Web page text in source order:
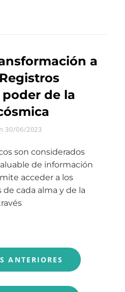
HACIA
LA
a
de la
30/06/2023
son considerados
de información
acceder a los
cada alma y de la
ANTERIORES